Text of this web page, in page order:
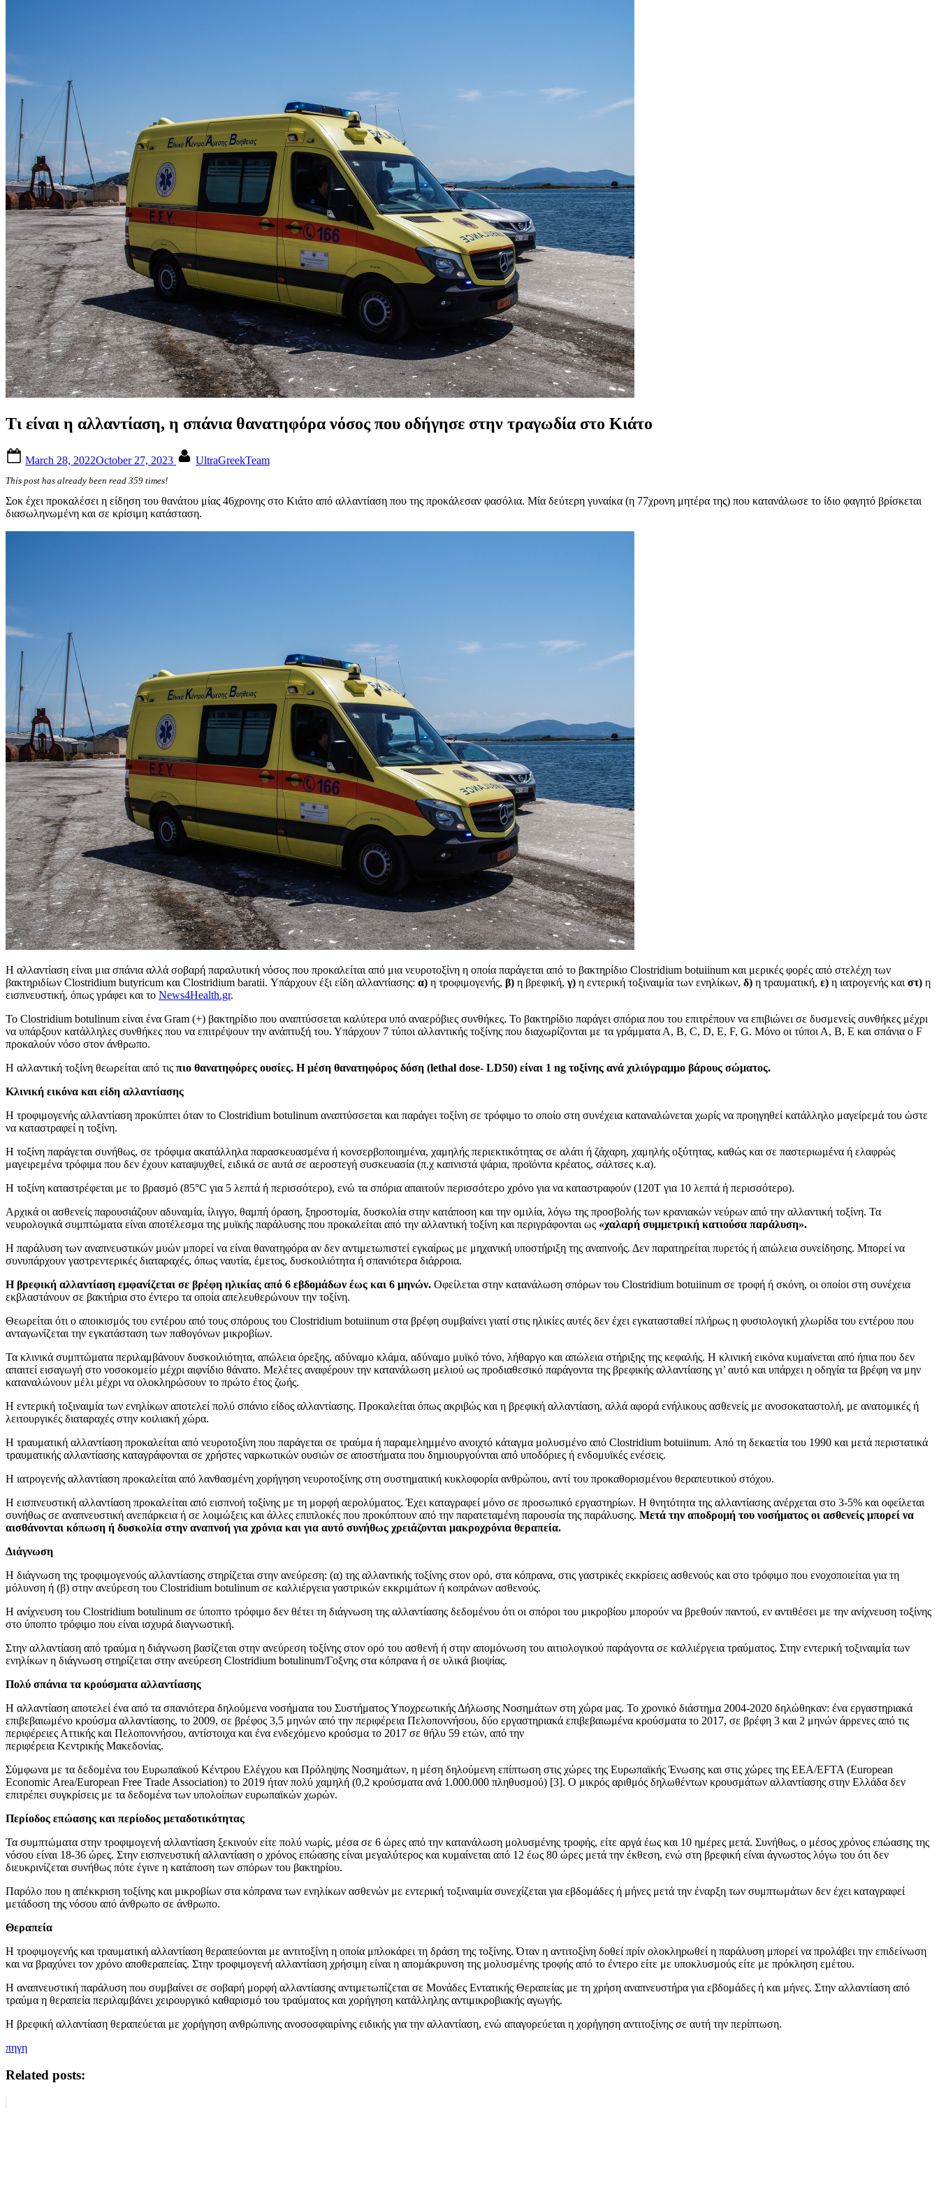
Τι είναι η αλλαντίαση, η σπάνια θανατηφόρα νόσος που οδήγησε στην τραγωδία στο Κιάτο
on
March 28, 2022October 27, 2023 UltraGreekTeam
This post has already been read 359 times!
Σοκ έχει προκαλέσει η είδηση του θανάτου μίας 46χρονης στο Κιάτο από αλλαντίαση που της προκάλεσαν φασόλια. Μία δεύτερη γυναίκα (η 77χρονη μητέρα της) που κατανάλωσε το ίδιο φαγητό βρίσκεται
διασωληνωμένη και σε κρίσιμη κατάσταση.
Η αλλαντίαση είναι μια σπάνια αλλά σοβαρή παραλυτική νόσος που προκαλείται από μια νευροτοξίνη η οποία παράγεται από το βακτηρίδιο Clostridium botuiinum και μερικές φορές από στελέχη των
βακτηριδίων Clostridium butyricum και Clostridium baratii. Υπάρχουν έξι είδη αλλαντίασης: α) η τροφιμογενής, β) η βρεφική, γ) η εντερική τοξιναιμία των ενηλίκων, δ) η τραυματική, ε) η ιατρογενής καιστ) η
εισπνευστική, όπως γράφει και το News4Health.gr.
Το Clostridium botulinum είναι ένα Gram (+) βακτηρίδιο που αναπτύσσεται καλύτερα υπό αναερόβιες συνθήκες. Το βακτηρίδιο παράγει σπόρια που του επιτρέπουν να επιβιώνει σε δυσμενείς συνθήκες μέχρι
να υπάρξουν κατάλληλες συνθήκες που να επιτρέψουν την ανάπτυξή του. Υπάρχουν 7 τύποι αλλαντικής τοξίνης που διαχωρίζονται με τα γράμματα Α, Β, C, D, E, F, G. Μόνο οι τύποι Α, Β, Ε και σπάνια ο F
προκαλούν νόσο στον άνθρωπο.
Η αλλαντική τοξίνη θεωρείται από τις πιο θανατηφόρες ουσίες. Η μέση θανατηφόρος δόση (lethal dose- LD50) είναι 1 ng τοξίνης ανά χιλιόγραμμο βάρους σώματος.
Κλινική εικόνα και είδη αλλαντίασης
Η τροφιμογενής αλλαντίαση προκύπτει όταν το Clostridium botulinum αναπτύσσεται και παράγει τοξίνη σε τρόφιμο το οποίο στη συνέχεια καταναλώνεται χωρίς να προηγηθεί κατάλληλο μαγείρεμά του ώστε
να καταστραφεί η τοξίνη.
Η τοξίνη παράγεται συνήθως, σε τρόφιμα ακατάλληλα παρασκευασμένα ή κονσερβοποιημένα, χαμηλής περιεκτικότητας σε αλάτι ή ζάχαρη, χαμηλής οξύτητας, καθώς και σε παστεριωμένα ή ελαφρώς
μαγειρεμένα τρόφιμα που δεν έχουν καταψυχθεί, ειδικά σε αυτά σε αεροστεγή συσκευασία (π.χ καπνιστά ψάρια, προϊόντα κρέατος, σάλτσες κ.α).
Η τοξίνη καταστρέφεται με το βρασμό (85°C για 5 λεπτά ή περισσότερο), ενώ τα σπόρια απαιτούν περισσότερο χρόνο για να καταστραφούν (120Τ για 10 λεπτά ή περισσότερο).
Αρχικά οι ασθενείς παρουσιάζουν αδυναμία, ίλιγγο, θαμπή όραση, ξηροστομία, δυσκολία στην κατάποση και την ομιλία, λόγω της προσβολής των κρανιακών νεύρων από την αλλαντική τοξίνη. Τα
νευρολογικά συμπτώματα είναι αποτέλεσμα της μυϊκής παράλυσης που προκαλείται από την αλλαντική τοξίνη και περιγράφονται ως «χαλαρή συμμετρική κατιούσα παράλυση».
Η παράλυση των αναπνευστικών μυών μπορεί να είναι θανατηφόρα αν δεν αντιμετωπιστεί εγκαίρως με μηχανική υποστήριξη της αναπνοής. Δεν παρατηρείται πυρετός ή απώλεια συνείδησης. Μπορεί να
συνυπάρχουν γαστρεντερικές διαταραχές, όπως ναυτία, έμετος, δυσκοιλιότητα ή σπανιότερα διάρροια.
Η βρεφική αλλαντίαση εμφανίζεται σε βρέφη ηλικίας από 6 εβδομάδων έως και 6 μηνών. Oφείλεται στην κατανάλωση σπόρων του Clostridium botuiinum σε τροφή ή σκόνη, οι οποίοι στη συνέχεια
εκβλαστάνουν σε βακτήρια στο έντερο τα οποία απελευθερώνουν την τοξίνη.
Θεωρείται ότι ο αποικισμός του εντέρου από τους σπόρους του Clostridium botuiinum στα βρέφη συμβαίνει γιατί στις ηλικίες αυτές δεν έχει εγκατασταθεί πλήρως η φυσιολογική χλωρίδα του εντέρου που
ανταγωνίζεται την εγκατάσταση των παθογόνων μικροβίων.
Τα κλινικά συμπτώματα περιλαμβάνουν δυσκοιλιότητα, απώλεια όρεξης, αδύναμο κλάμα, αδύναμο μυϊκό τόνο, λήθαργο και απώλεια στήριξης της κεφαλής. Η κλινική εικόνα κυμαίνεται από ήπια που δεν
απαιτεί εισαγωγή στο νοσοκομείο μέχρι αιφνίδιο θάνατο. Μελέτες αναφέρουν την κατανάλωση μελιού ως προδιαθεσικό παράγοντα της βρεφικής αλλαντίασης γι’ αυτό και υπάρχει η οδηγία τα βρέφη να μην
καταναλώνουν μέλι μέχρι να ολοκληρώσουν το πρώτο έτος ζωής.
Η εντερική τοξιναιμία των ενηλίκων αποτελεί πολύ σπάνιο είδος αλλαντίασης. Προκαλείται όπως ακριβώς και η βρεφική αλλαντίαση, αλλά αφορά ενήλικους ασθενείς με ανοσοκαταστολή, με ανατομικές ή
λειτουργικές διαταραχές στην κοιλιακή χώρα.
Η τραυματική αλλαντίαση προκαλείται από νευροτοξίνη που παράγεται σε τραύμα ή παραμελημμένο ανοιχτό κάταγμα μολυσμένο από Clostridium botuiinum. Από τη δεκαετία του 1990 και μετά περιστατικά
τραυματικής αλλαντίασης καταγράφονται σε χρήστες ναρκωτικών ουσιών σε αποστήματα που δημιουργούνται από υποδόριες ή ενδομυϊκές ενέσεις.
Η ιατρογενής αλλαντίαση προκαλείται από λανθασμένη χορήγηση νευροτοξίνης στη συστηματική κυκλοφορία ανθρώπου, αντί του προκαθορισμένου θεραπευτικού στόχου.
Η εισπνευστική αλλαντίαση προκαλείται από εισπνοή τοξίνης με τη μορφή αερολύματος. Έχει καταγραφεί μόνο σε προσωπικό εργαστηρίων. Η θνητότητα της αλλαντίασης ανέρχεται στο 3-5% και οφείλεται
συνήθως σε αναπνευστική ανεπάρκεια ή σε λοιμώξεις και άλλες επιπλοκές που προκύπτουν από την παρατεταμένη παρουσία της παράλυσης. Μετά την αποδρομή του νοσήματος οι ασθενείς μπορεί να
αισθάνονται κόπωση ή δυσκολία στην αναπνοή για χρόνια και για αυτό συνήθως χρειάζονται μακροχρόνια θεραπεία.
Διάγνωση
Η διάγνωση της τροφιμογενούς αλλαντίασης στηρίζεται στην ανεύρεση: (α) της αλλαντικής τοξίνης στον ορό, στα κόπρανα, στις γαστρικές εκκρίσεις ασθενούς και στο τρόφιμο που ενοχοποιείται για τη
μόλυνση ή (β) στην ανεύρεση του Clostridium botulinum σε καλλιέργεια γαστρικών εκκριμάτων ή κοπράνων ασθενούς.
Η ανίχνευση του Clostridium botulinum σε ύποπτο τρόφιμο δεν θέτει τη διάγνωση της αλλαντίασης δεδομένου ότι οι σπόροι του μικροβίου μπορούν να βρεθούν παντού, εν αντιθέσει με την ανίχνευση τοξίνης
στο ύποπτο τρόφιμο που είναι ισχυρά διαγνωστική.
Στην αλλαντίαση από τραύμα η διάγνωση βασίζεται στην ανεύρεση τοξίνης στον ορό του ασθενή ή στην απομόνωση του αιτιολογικού παράγοντα σε καλλιέργεια τραύματος. Στην εντερική τοξιναιμία των
ενηλίκων η διάγνωση στηρίζεται στην ανεύρεση Clostridium botulinum/Γοξνης στα κόπρανα ή σε υλικά βιοψίας.
Πoλύ σπάνια τα κρούσματα αλλαντίασης
H αλλαντίαση αποτελεί ένα από τα σπανιότερα δηλούμενα νοσήματα του Συστήματος Υποχρεωτικής Δήλωσης Νοσημάτων στη χώρα μας. Το χρονικό διάστημα 2004-2020 δηλώθηκαν: ένα εργαστηριακά
επιβεβαιωμένο κρούσμα αλλαντίασης, το 2009, σε βρέφος 3,5 μηνών από την περιφέρεια Πελοποννήσου, δύο εργαστηριακά επιβεβαιωμένα κρούσματα το 2017, σε βρέφη 3 και 2 μηνών άρρενες από τις
περιφέρειες Αττικής και Πελοποννήσου, αντίστοιχα και ένα ενδεχόμενο κρούσμα το 2017 σε θήλυ 59 ετών, από την
περιφέρεια Κεντρικής Μακεδονίας.
Σύμφωνα με τα δεδομένα του Ευρωπαϊκού Κέντρου Ελέγχου και Πρόληψης Νοσημάτων, η μέση δηλούμενη επίπτωση στις χώρες της Ευρωπαϊκής Ένωσης και στις χώρες της EEA/EFTA (European
Economic Area/European Free Trade Association) το 2019 ήταν πολύ χαμηλή (0,2 κρούσματα ανά 1.000.000 πληθυσμού) [3]. Ο μικρός αριθμός δηλωθέντων κρουσμάτων αλλαντίασης στην Ελλάδα δεν
επιτρέπει συγκρίσεις με τα δεδομένα των υπολοίπων ευρωπαϊκών χωρών.
Περίοδος επώασης και περίοδος μεταδοτικότητας
Τα συμπτώματα στην τροφιμογενή αλλαντίαση ξεκινούν είτε πολύ νωρίς, μέσα σε 6 ώρες από την κατανάλωση μολυσμένης τροφής, είτε αργά έως και 10 ημέρες μετά. Συνήθως, ο μέσος χρόνος επώασης της
νόσου είναι 18-36 ώρες. Στην εισπνευστική αλλαντίαση ο χρόνος επώασης είναι μεγαλύτερος και κυμαίνεται από 12 έως 80 ώρες μετά την έκθεση, ενώ στη βρεφική είναι άγνωστος λόγω του ότι δεν
διευκρινίζεται συνήθως πότε έγινε η κατάποση των σπόρων του βακτηρίου.
Παρόλο που η απέκκριση τοξίνης και μικροβίων στα κόπρανα των ενηλίκων ασθενών με εντερική τοξιναιμία συνεχίζεται για εβδομάδες ή μήνες μετά την έναρξη των συμπτωμάτων δεν έχει καταγραφεί
μετάδοση της νόσου από άνθρωπο σε άνθρωπο.
Θεραπεία
Η τροφιμογενής και τραυματική αλλαντίαση θεραπεύονται με αντιτοξίνη η οποία μπλοκάρει τη δράση της τοξίνης. Όταν η αντιτοξίνη δοθεί πρίν ολοκληρωθεί η παράλυση μπορεί να προλάβει την επιδείνωση
και να βραχύνει τον χρόνο αποθεραπείας. Στην τροφιμογενή αλλαντίαση χρήσιμη είναι η απομάκρυνση της μολυσμένης τροφής από το έντερο είτε με υποκλυσμούς είτε με πρόκληση εμέτου.
Η αναπνευστική παράλυση που συμβαίνει σε σοβαρή μορφή αλλαντίασης αντιμετωπίζεται σε Μονάδες Εντατικής Θεραπείας με τη χρήση αναπνευστήρα για εβδομάδες ή και μήνες. Στην αλλαντίαση από
τραύμα η θεραπεία περιλαμβάνει χειρουργικό καθαρισμό του τραύματος και χορήγηση κατάλληλης αντιμικροβιακής αγωγής.
Η βρεφική αλλαντίαση θεραπεύεται με χορήγηση ανθρώπινης ανοσοσφαιρίνης ειδικής για την αλλαντίαση, ενώ απαγορεύεται η χορήγηση αντιτοξίνης σε αυτή την περίπτωση.
πηγη
Related posts: